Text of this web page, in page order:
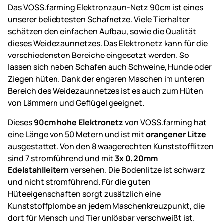
Das VOSS.farming Elektronzaun-Netz 90cm ist eines
unserer beliebtesten Schafnetze. Viele Tierhalter
schätzen den einfachen Aufbau, sowie die Qualität
dieses Weidezaunnetzes. Das Elektronetz kann für die
verschiedensten Bereiche eingesetzt werden. So
lassen sich neben Schafen auch Schweine, Hunde oder
Ziegen hüten. Dank der engeren Maschen im unteren
Bereich des Weidezaunnetzes ist es auch zum Hüten
von Lämmern und Geflügel geeignet.
Dieses90cm hohe Elektronetzvon VOSS.farming hat
eine Länge von 50 Metern und ist mitorangener Litze
ausgestattet. Von den 8 waagerechten Kunststofflitzen
sind 7 stromführend und mit3x 0,20mm
Edelstahlleiternversehen. Die Bodenlitze ist schwarz
und nicht stromführend. Für die guten
Hüteeigenschaften sorgt zusätzlich eine
Kunststoffplombe an jedem Maschenkreuzpunkt, die
dort für Mensch und Tier unlösbar verschweißt ist.